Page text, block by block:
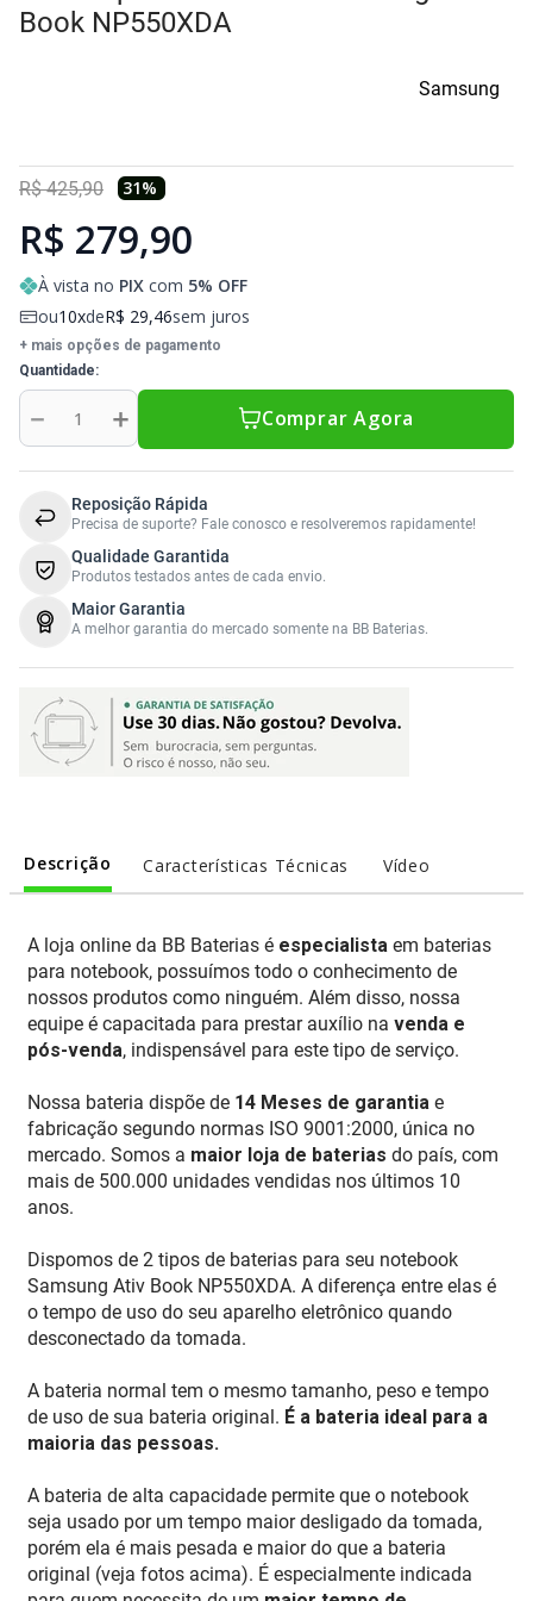
Sony Vaio
Sony Vaio
Caddy para SSD
Book NP550XDA
Samsung
R$ 425,90 31%
R$ 279,90
À vista no PIX com 5% OFF
ou10 deR$ 29,46sem juros
+ mais opções de pagamento
Quantidade
＋
－ Comprar Agora
Reposição Rápida
Precisa de suporte? Fale conosco e resolveremos rapidamente!
Qualidade Garantida
Produtos testados antes de cada envio.
Maior Garantia
A melhor garantia do mercado somente na BB Baterias.
Descrição Características Técnicas Vídeo
A loja online da BB Baterias é especialista em baterias
para notebook, possuímos todo o conhecimento de
nossos produtos como ninguém. Além disso, nossa
equipe é capacitada para prestar auxílio na venda e
pós-venda, indispensável para este tipo de serviço.
Nossa bateria dispõe de 14 Meses de garantia e
fabricação segundo normas ISO 9001:2000, única no
mercado. Somos a maior loja de baterias do país, com
mais de 500.000 unidades vendidas nos últimos 10
anos.
Dispomos de 2 tipos de baterias para seu notebook
Samsung Ativ Book NP550XDA. A diferença entre elas é
o tempo de uso do seu aparelho eletrônico quando
desconectado da tomada.
A bateria normal tem o mesmo tamanho, peso e tempo
de uso de sua bateria original. É a bateria ideal para a
maioria das pessoas.
A bateria de alta capacidade permite que o notebook
seja usado por um tempo maior desligado da tomada,
porém ela é mais pesada e maior do que a bateria
original (veja fotos acima). É especialmente indicada